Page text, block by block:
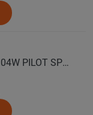
MICHELIN Автошина 265/45 R21 104W PILOT SPORT 4 SUV лето